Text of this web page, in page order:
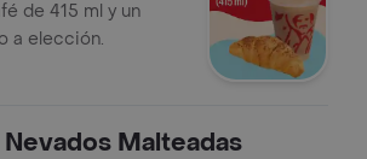
de 415 ml y un
a elección.
Malteadas